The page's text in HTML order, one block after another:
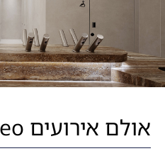
אולם אירועים Adeo